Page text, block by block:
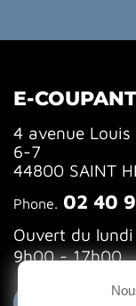
E-COUPANT
4 avenue Louis
6-7
44800 SAINT
Phone. 02 40
Ouvert du
9h00 - 17h00